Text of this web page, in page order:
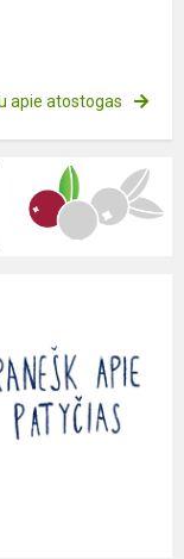
apie atostogas